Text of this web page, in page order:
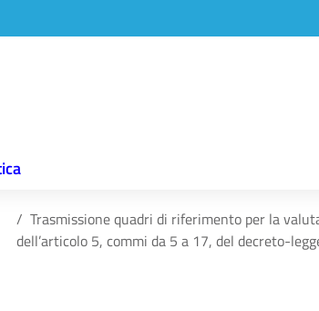
Trasmissione quadri di riferimento per la
dell’articolo 5, commi da 5 a 17, del decreto-